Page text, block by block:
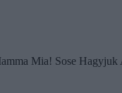
Mia! Sose